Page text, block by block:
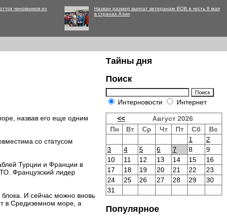
чиновников из
Назван размер выплат ветеранам ВОВ в честь 9 мая
в странах Азии
назвав его еще одним
со статусом
Турции и Франции в
Французский лидер
И сейчас можно вновь
в Средиземном море, а
Тайны дня
Поиск
Интерновости Интернет
<<
Август 2026
Пн
Вт Ср Чт Пт Сб
Вс
1
2
3
4 5 6 7 8
9
10
11 12 13 14 15
16
17
18 19 20 21 22
23
24
25 26 27 28 29
30
31
Популярное